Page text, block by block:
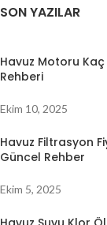
SON YAZILAR
Havuz Motoru
Rehberi
Ekim 10, 2025
Havuz Filtrasyon
Güncel Rehber
Ekim 5, 2025